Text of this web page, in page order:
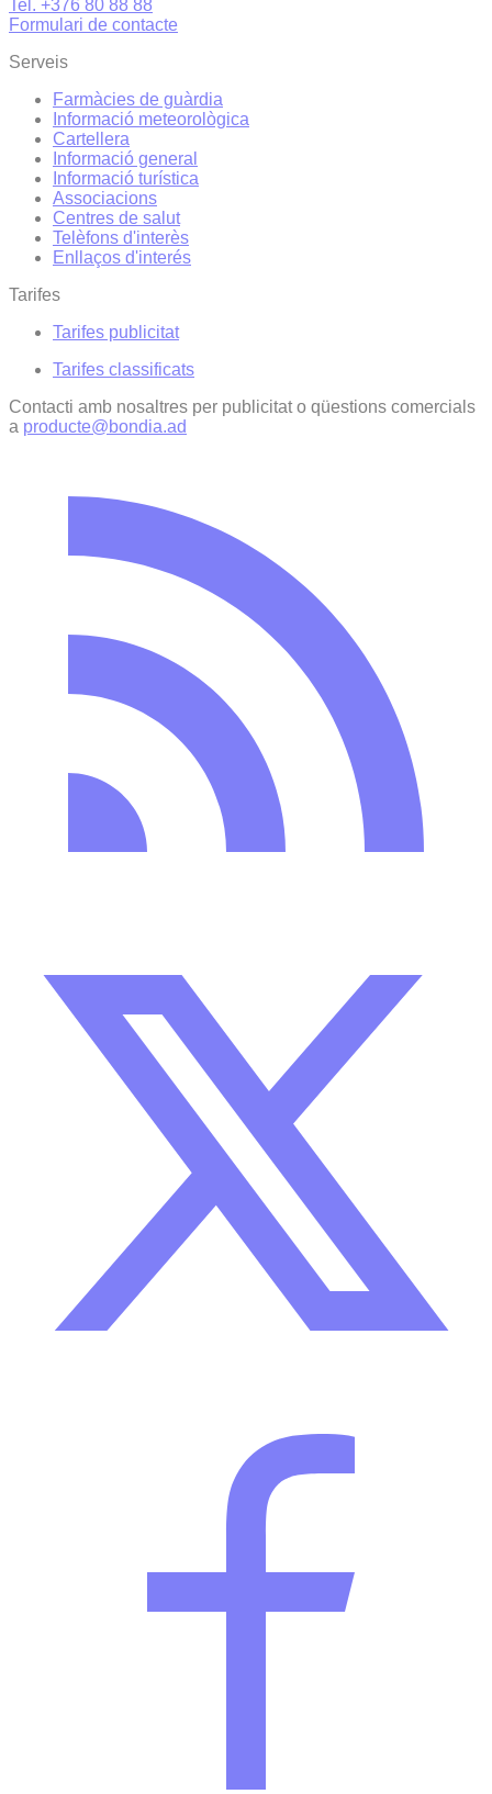
Tel. +376 80 88 88
Formulari de contacte
Serveis
Farmàcies de guàrdia
Informació meteorològica
Cartellera
Informació general
Informació turística
Associacions
Centres de salut
Telèfons d'interès
Enllaços d'interés
Tarifes
Tarifes publicitat
Tarifes classificats
Contacti amb nosaltres per publicitat o qüestions comercials
a producte@bondia.ad